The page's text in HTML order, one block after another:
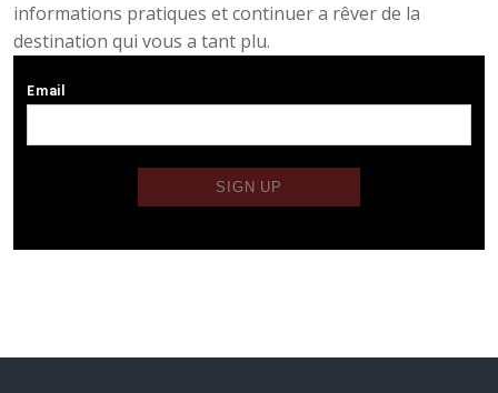
informations pratiques et continuer a rêver de la
destination qui vous a tant plu.